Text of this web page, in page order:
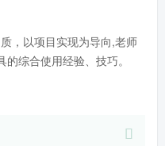
，以项目实现为导向,老师
综合使用经验、技巧。